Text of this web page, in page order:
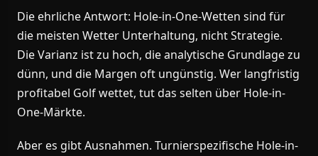
Die ehrliche Antwort: Hole-in-One-Wetten sind für
die meisten Wetter Unterhaltung, nicht Strategie.
Die Varianz ist zu hoch, die analytische Grundlage zu
dünn, und die Margen oft ungünstig. Wer langfristig
profitabel Golf wettet, tut das selten über Hole-in-
One-Märkte.
Aber es gibt Ausnahmen. Turnierspezifische Hole-in-